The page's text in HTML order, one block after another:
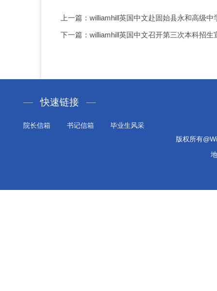
上一篇：williamhill英国中文赴固始县永和高级
下一篇：williamhill英国中文召开第三次本科招生
快速链接
院长信箱 书记信箱
毕业生风采
版权所有